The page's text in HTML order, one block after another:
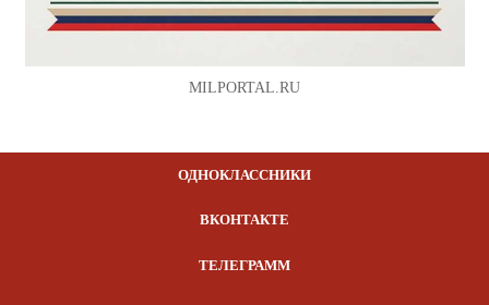
MILPORTAL.RU
ОДНОКЛАССНИКИ
ВКОНТАКТЕ
ТЕЛЕГРАММ